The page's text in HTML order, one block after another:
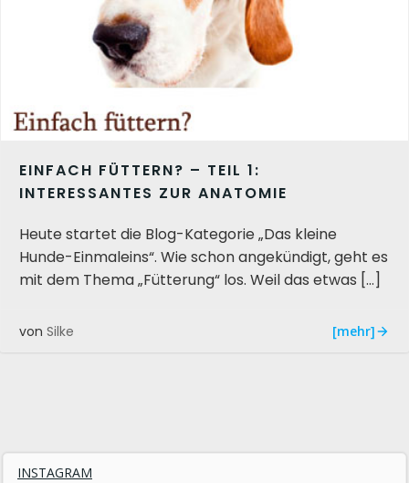
EINFACH FÜTTERN? – TEIL 1:
INTERESSANTES ZUR ANATOMIE
Heute startet die Blog-Kategorie „Das kleine
Hunde-Einmaleins“. Wie schon angekündigt, geht es
mit dem Thema „Fütterung“ los. Weil das etwas […]
von Silke [mehr]
INSTAGRAM